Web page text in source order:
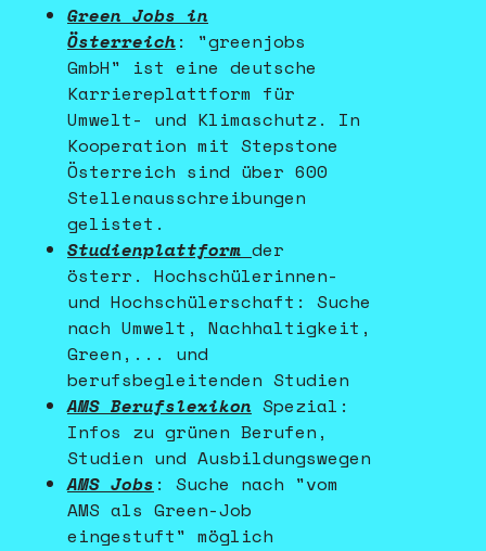
Green Jobs in
Österreich: "greenjobs
GmbH" ist eine deutsche
Karriereplattform für
Umwelt- und Klimaschutz. In
Kooperation mit Stepstone
Österreich sind über 600
Stellenausschreibungen
gelistet.
Studienplattform der
österr. Hochschülerinnen-
und Hochschülerschaft: Suche
nach Umwelt, Nachhaltigkeit,
Green,... und
berufsbegleitenden Studien
AMS Berufslexikon Spezial:
Infos zu grünen Berufen,
Studien und Ausbildungswegen
AMS Jobs : Suche nach "vom
AMS als Green-Job
eingestuft" möglich